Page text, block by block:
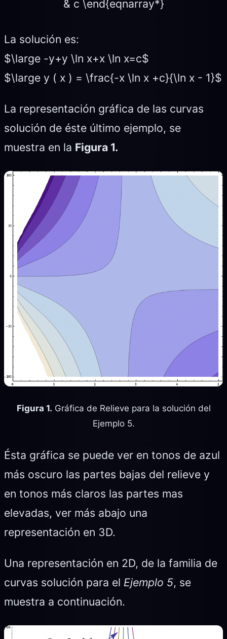
& c \end{eqnarray*}
La solución es:
$\large -y+y \ln x+x \ln x=c$
$\large y ( x ) = \frac{-x \ln x +c}{\ln x - 1}$
La representación gráfica de las curvas
solución de éste último ejemplo, se
muestra en la Figura 1.
Figura 1. Gráfica de Relieve para la solución del
Ejemplo 5.
Ésta gráfica se puede ver en tonos de azul
más oscuro las partes bajas del relieve y
en tonos más claros las partes mas
elevadas, ver más abajo una
representación en 3D.
Una representación en 2D, de la familia de
curvas solución para el Ejemplo 5, se
muestra a continuación.